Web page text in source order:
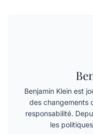
Benjamin Klein est
des changements
responsabilité.
les